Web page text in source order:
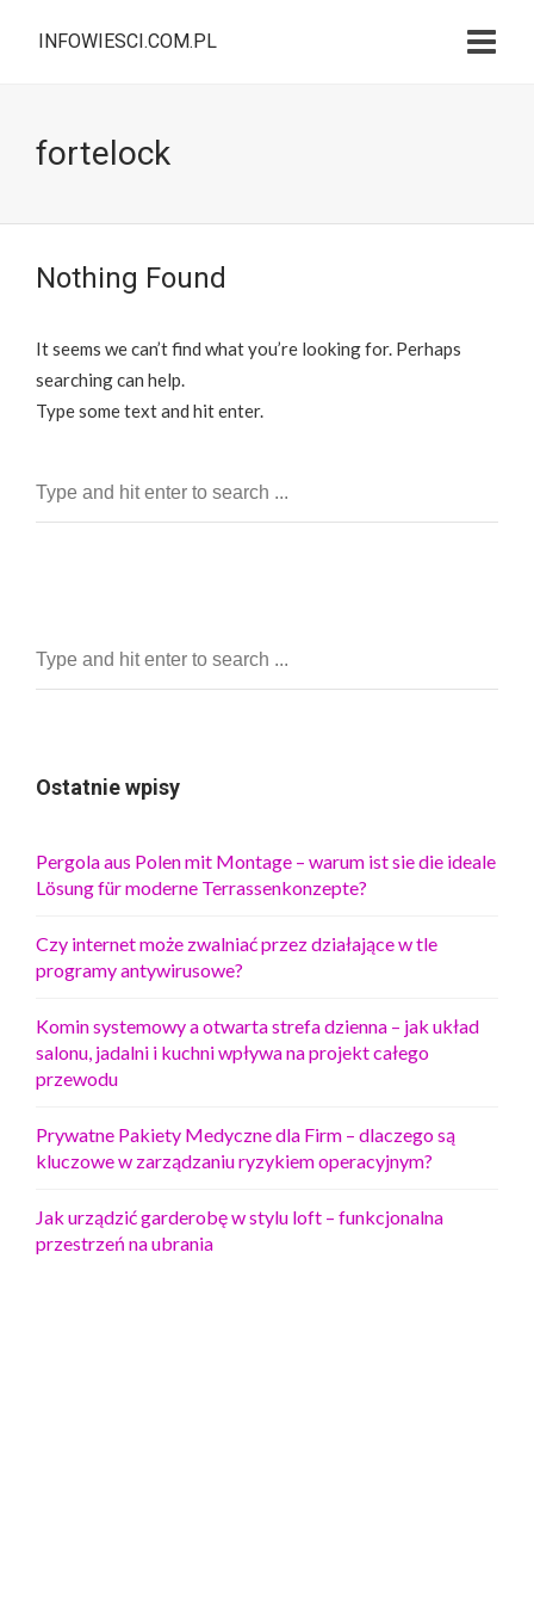
INFOWIESCI.COM.PL
fortelock
Nothing Found
It seems we can’t find what you’re looking for. Perhaps
searching can help.
Type some text and hit enter.
Ostatnie wpisy
Pergola aus Polen mit Montage – warum ist sie die ideale
Lösung für moderne Terrassenkonzepte?
Czy internet może zwalniać przez działające w tle
programy antywirusowe?
Komin systemowy a otwarta strefa dzienna – jak układ
salonu, jadalni i kuchni wpływa na projekt całego
przewodu
Prywatne Pakiety Medyczne dla Firm – dlaczego są
kluczowe w zarządzaniu ryzykiem operacyjnym?
Jak urządzić garderobę w stylu loft – funkcjonalna
przestrzeń na ubrania